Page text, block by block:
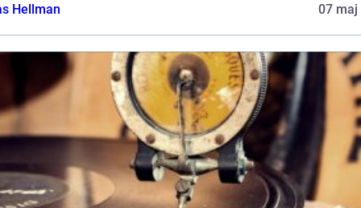
Hellman
07 maj